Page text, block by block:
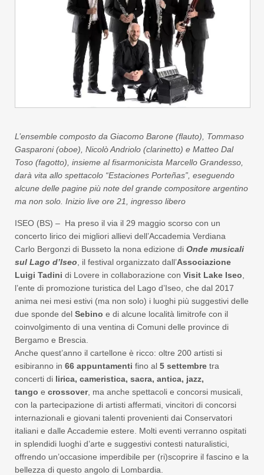
L’ensemble composto da Giacomo Barone (flauto), Tommaso
Gasparoni (oboe), Nicolò Andriolo (clarinetto) e Matteo Dal
Toso (fagotto), insieme al fisarmonicista Marcello Grandesso,
darà vita allo spettacolo “Estaciones Porteñas” , eseguendo
alcune delle pagine più note del grande compositore argentino
ma non solo. Inizio live ore 21, ingresso libero
ISEO (BS) – Ha preso il via il 29 maggio scorso con un
concerto lirico dei migliori allievi dell’Accademia Verdiana
Carlo Bergonzi di Busseto la nona edizione di Onde musicali
sul Lago d’Iseo , il festival organizzato dall’Associazione
Luigi Tadini di Lovere in collaborazione con Visit Lake Iseo
l’ente di promozione turistica del Lago d’Iseo, che dal 2017
anima nei mesi estivi (ma non solo) i luoghi più suggestivi delle
due sponde del Sebino e di alcune località limitrofe con il
coinvolgimento di una ventina di Comuni delle province di
Bergamo e Brescia.
Anche quest’anno il cartellone è ricco: oltre 200 artisti si
esibiranno in 66 appuntamenti fino al 5 settembre tra
concerti di lirica, cameristica, sacra, antica, jazz,
tango e crossover, ma anche spettacoli e concorsi musicali,
con la partecipazione di artisti affermati, vincitori di concorsi
internazionali e giovani talenti provenienti dai Conservatori
italiani e dalle Accademie estere. Molti eventi verranno ospitati
in splendidi luoghi d’arte e suggestivi contesti naturalistici,
offrendo un’occasione imperdibile per (ri)scoprire il fascino e la
bellezza di questo angolo di Lombardia.